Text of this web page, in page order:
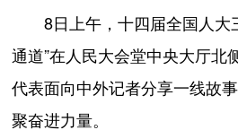
8日上午，十四届全国人大
通道”在人民大会堂中央大厅北
代表面向中外记者分享一线故
聚奋进力量。